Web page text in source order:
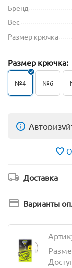
Бренд
Вес
Размер крючка
Размер крючка:
№4 №6
Доставка
Варианты